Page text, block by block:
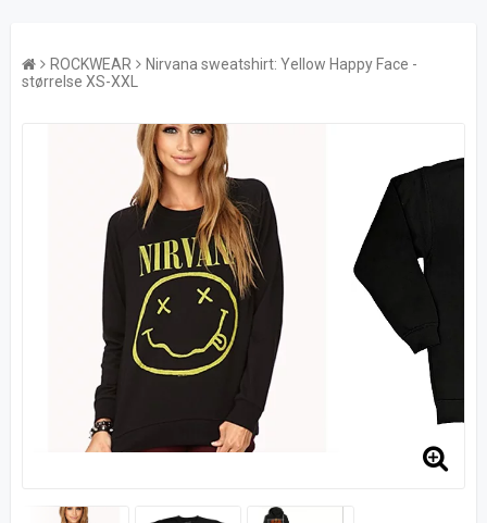
ROCKWEAR
Nirvana sweatshirt: Yellow Happy Face -
størrelse XS-XXL